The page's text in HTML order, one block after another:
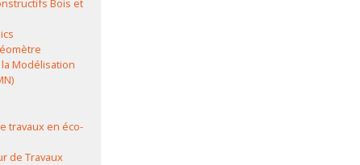
Bois et
Modélisation
travaux en éco-
de Travaux